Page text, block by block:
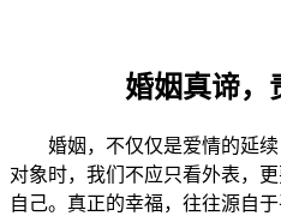
婚姻真谛，
婚姻，不仅仅是爱情的延续
对象时，我们不应只看外表，
自己。真正的幸福，往往源自